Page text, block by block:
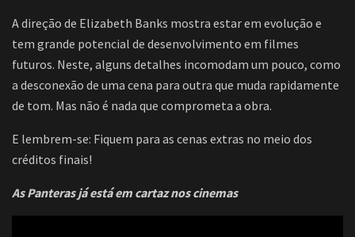
A direção de Elizabeth Banks mostra estar em evolução e
tem grande potencial de desenvolvimento em filmes
futuros. Neste, alguns detalhes incomodam um pouco, como
a desconexão de uma cena para outra que muda rapidamente
de tom. Mas não é nada que comprometa a obra.
E lembrem-se: Fiquem para as cenas extras no meio dos
créditos finais!
As Panteras já está em cartaz nos cinemas